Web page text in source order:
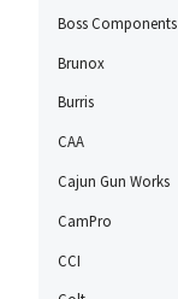
Boss Components
Brunox
Burris
CAA
Cajun Gun Works
CamPro
CCI